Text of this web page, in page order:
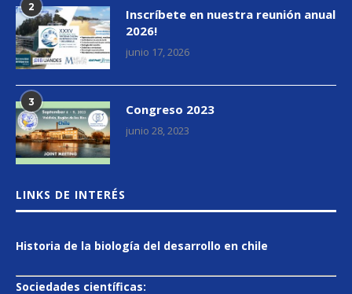
2
Inscríbete en nuestra reunión anual
2026!
junio 17, 2026
3 Congreso 2023
junio 28, 2023
LINKS DE INTERÉS
Historia de la biología del desarrollo en chile
Sociedades científicas: